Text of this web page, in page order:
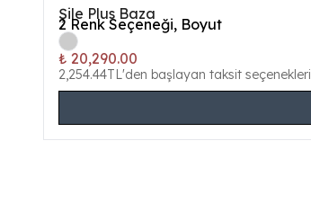
Şile Plus Baza
2 Renk Seçeneği, Boyut
₺ 20,290.00
2,254.44TL'den başlayan taksit seçenekleri